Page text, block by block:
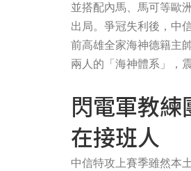
並搭配內馬、馬可等歐
出局。爭冠失利後，中
前高雄全家海神德籍主
兩人的「海神體系」，
閃電軍教
在接班人
中信特攻上賽季雖然本